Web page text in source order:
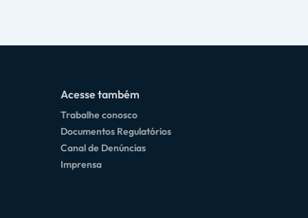
Acesse também
Trabalhe conosco
Documentos Regulatórios
Canal de Denúncias
Imprensa